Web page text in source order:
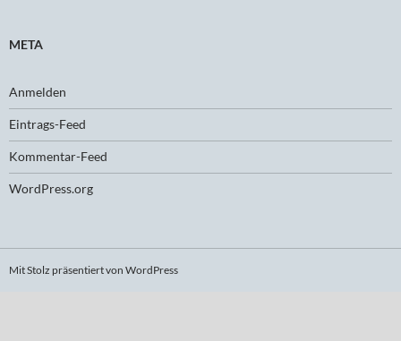
META
Anmelden
Eintrags-Feed
Kommentar-Feed
WordPress.org
Mit Stolz präsentiert von WordPress